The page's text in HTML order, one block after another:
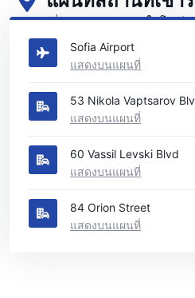
ดูสถานที่เช่ารถหลักของเราในโซเฟีย
Sofia Airport
แสดงบนแผนที่
53 Nikola Vaptsarov
แสดงบนแผนที่
60 Vassil Levski Blvd
แสดงบนแผนที่
84 Orion Street
แสดงบนแผนที่